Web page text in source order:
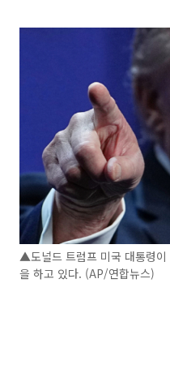
▲도널드 트럼프 미국 대통령이
을 하고 있다. (AP/연합뉴스)